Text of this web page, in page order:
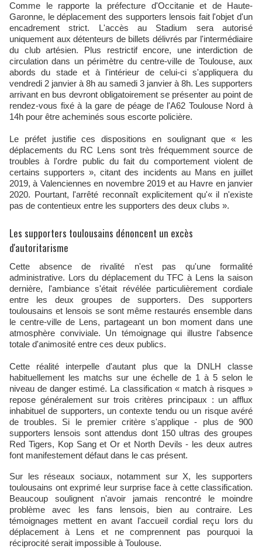
Comme le rapporte la préfecture d'Occitanie et de Haute-
Garonne, le déplacement des supporters lensois fait l'objet d'un
encadrement strict. L'accès au Stadium sera autorisé
uniquement aux détenteurs de billets délivrés par l'intermédiaire
du club artésien. Plus restrictif encore, une interdiction de
circulation dans un périmètre du centre-ville de Toulouse, aux
abords du stade et à l'intérieur de celui-ci s'appliquera du
vendredi 2 janvier à 8h au samedi 3 janvier à 8h. Les supporters
arrivant en bus devront obligatoirement se présenter au point de
rendez-vous fixé à la gare de péage de l'A62 Toulouse Nord à
14h pour être acheminés sous escorte policière.
Le préfet justifie ces dispositions en soulignant que « les
déplacements du RC Lens sont très fréquemment source de
troubles à l'ordre public du fait du comportement violent de
certains supporters », citant des incidents au Mans en juillet
2019, à Valenciennes en novembre 2019 et au Havre en janvier
2020. Pourtant, l'arrêté reconnaît explicitement qu'« il n'existe
pas de contentieux entre les supporters des deux clubs ».
Les supporters toulousains dénoncent un excès
d'autoritarisme
Cette absence de rivalité n'est pas qu'une formalité
administrative. Lors du déplacement du TFC à Lens la saison
dernière, l'ambiance s'était révélée particulièrement cordiale
entre les deux groupes de supporters. Des supporters
toulousains et lensois se sont même restaurés ensemble dans
le centre-ville de Lens, partageant un bon moment dans une
atmosphère conviviale. Un témoignage qui illustre l'absence
totale d'animosité entre ces deux publics.
Cette réalité interpelle d'autant plus que la DNLH classe
habituellement les matchs sur une échelle de 1 à 5 selon le
niveau de danger estimé. La classification « match à risques »
repose généralement sur trois critères principaux : un afflux
inhabituel de supporters, un contexte tendu ou un risque avéré
de troubles. Si le premier critère s'applique - plus de 900
supporters lensois sont attendus dont 150 ultras des groupes
Red Tigers, Kop Sang et Or et North Devils - les deux autres
font manifestement défaut dans le cas présent.
Sur les réseaux sociaux, notamment sur X, les supporters
toulousains ont exprimé leur surprise face à cette classification.
Beaucoup soulignent n'avoir jamais rencontré le moindre
problème avec les fans lensois, bien au contraire. Les
témoignages mettent en avant l'accueil cordial reçu lors du
déplacement à Lens et ne comprennent pas pourquoi la
réciprocité serait impossible à Toulouse.